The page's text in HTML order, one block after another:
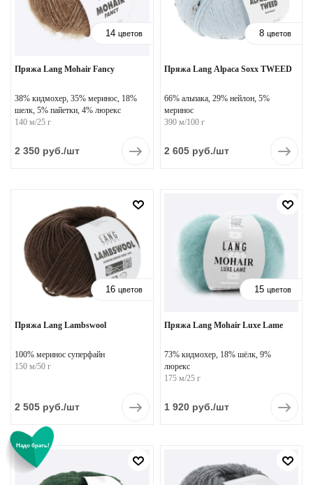
14 цветов
Пряжа Lang Mohair Fancy
38% кидмохер, 35% меринос, 18%
шелк, 5% пайетки, 4% люрекс
140 м/25 г
2 350 руб./шт
8 цветов
Пряжа Lang Alpaca Soxx TWEED
66% альпака, 29% нейлон, 5%
меринос
390 м/100 г
2 605руб./шт
16 цветов
Пряжа Lang Lambswool
100% мериноc суперфайн
150 м/50 г
2 505 руб./шт
15 цветов
Пряжа Lang Mohair Luxe Lame
73% кидмохер, 18% шёлк, 9%
люрекс
175 м/25 г
1 920руб./шт
Надо брать!